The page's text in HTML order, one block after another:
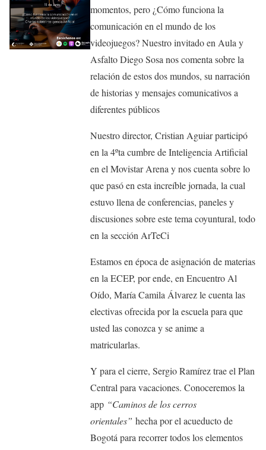
momentos, pero ¿Cómo funciona la
comunicación en el mundo de los
videojuegos? Nuestro invitado en Aula y
Asfalto Diego Sosa nos comenta sobre la
relación de estos dos mundos, su narración
de historias y mensajes comunicativos a
diferentes públicos
Nuestro director, Cristian Aguiar participó
en la 4ºta cumbre de Inteligencia Artificial
en el Movistar Arena y nos cuenta sobre lo
que pasó en esta increíble jornada, la cual
estuvo llena de conferencias, paneles y
discusiones sobre este tema coyuntural, todo
en la sección ArTeCi
Estamos en época de asignación de materias
en la ECEP, por ende, en Encuentro Al
Oído, María Camila Álvarez le cuenta las
electivas ofrecida por la escuela para que
usted las conozca y se anime a
matricularlas.
Y para el cierre, Sergio Ramírez trae el Plan
Central para vacaciones. Conoceremos la
app “Caminos de los cerros
orientales” hecha por el acueducto de
Bogotá para recorrer todos los elementos